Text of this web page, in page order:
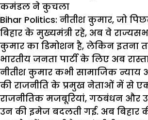
कमंडल ने कुचला
Bihar Politics: नीतीश कुमार, जो
बिहार के मुख्यमंत्री रहे, अब वे
कुमार का डिमोशन है, लेकिन इतना
भारतीय जनता पार्टी के लिए अब
नीतीश कुमार कभी सामाजिक न्याय
की राजनीति के प्रमुख नेताओं में से
राजनीतिक मजबूरियां, गठबंधन और
उन की इमेज बदलती गई. अब बिहार